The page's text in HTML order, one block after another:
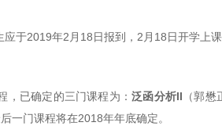
应于2019年2 月 18日报到， 2 月 18日开学上课
，已确定的三门课程为：泛函分析II （郭懋
一门课程将在2018年年底确定。